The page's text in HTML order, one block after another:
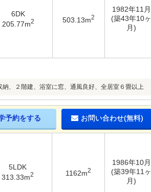
6DK
205.77m2 503.13m2
1982年11月
(築43年10ヶ
月)
、２階建、浴室に窓、通風良好、全居室６畳以上
予約をする お問い合わせ(無料)
5LDK
313.33m2 1162m2
1986年10月
(築39年11ヶ
月)